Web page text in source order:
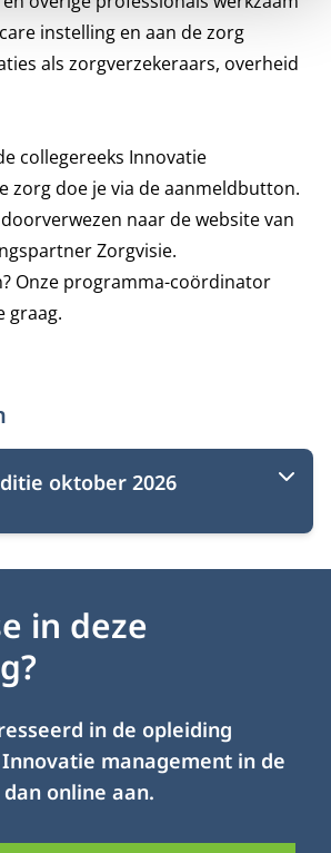
instelling en aan de zorg
als zorgverzekeraars, overheid
collegereeks Innovatie
zorg doe je via de aanmeldbutton.
naar de website van
Zorgvisie.
Onze programma-coördinator
graag.
oktober 2026
in deze
in de opleiding
management in de
online aan.